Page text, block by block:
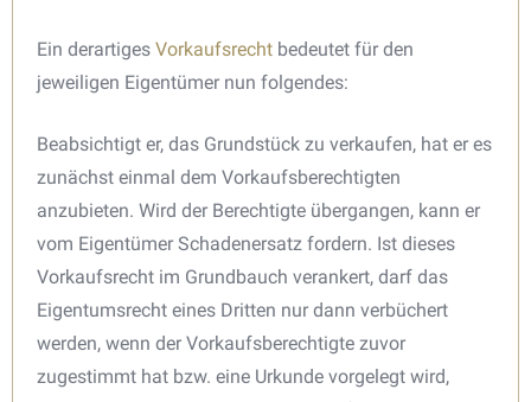
Ein derartiges Vorkaufsrecht bedeutet für den
jeweiligen Eigentümer nun folgendes:
Beabsichtigt er, das Grundstück zu verkaufen, hat er es
zunächst einmal dem Vorkaufsberechtigten
anzubieten. Wird der Berechtigte übergangen, kann er
vom Eigentümer Schadenersatz fordern. Ist dieses
Vorkaufsrecht im Grundbauch verankert, darf das
Eigentumsrecht eines Dritten nur dann verbüchert
werden, wenn der Vorkaufsberechtigte zuvor
zugestimmt hat bzw. eine Urkunde vorgelegt wird,